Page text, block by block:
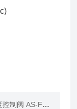
阀 AS-FM/FC